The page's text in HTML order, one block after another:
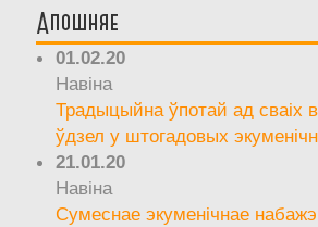
Апошняе
01.02.20
Навіна
Традыцыйна ўпотай ад сваіх
ўдзел у штогадовых
21.01.20
Навіна
Сумеснае экуменічнае